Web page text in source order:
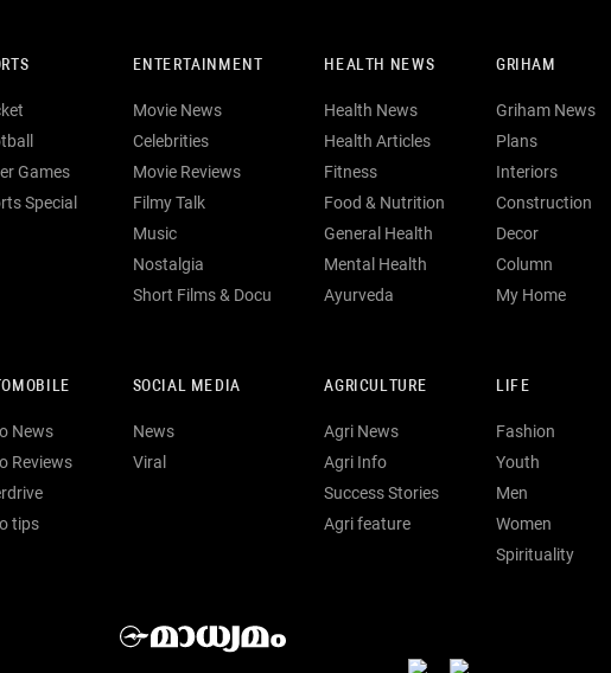
Games
Special
ENTERTAINMENT
Movie News
Celebrities
Movie Reviews
Filmy Talk
Music
Nostalgia
Short Films & Docu
HEALTH NEWS
Health News
Health Articles
Fitness
Food & Nutrition
General Health
Mental Health
Ayurveda
GRIHAM
Griham News
Plans
Interiors
Construction
Decor
Column
My Home
News
Reviews
tips
SOCIAL MEDIA
News
Viral
AGRICULTURE
Agri News
Agri Info
Success Stories
Agri feature
LIFE
Fashion
Youth
Men
Women
Spirituality